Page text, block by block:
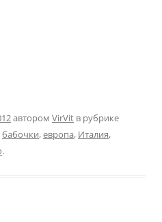
автором VirVit в рубрике
бабочки,европа, Италия,
.